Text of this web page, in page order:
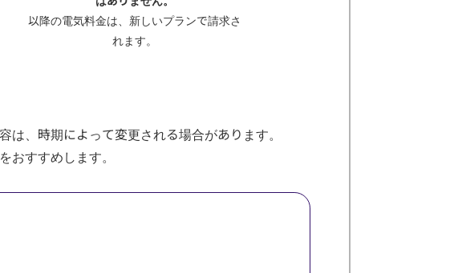
以降の電気料金は、新しいプランで請求さ
れます。
、時期によって変更される場合があります。
すすめします。